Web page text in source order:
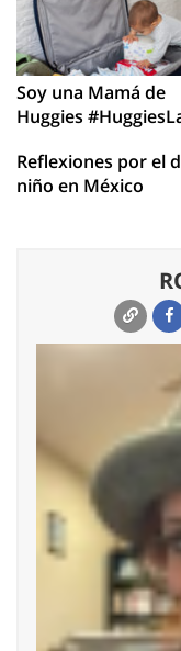
Soy una Mamá de
Huggies
Reflexiones por el
niño en México